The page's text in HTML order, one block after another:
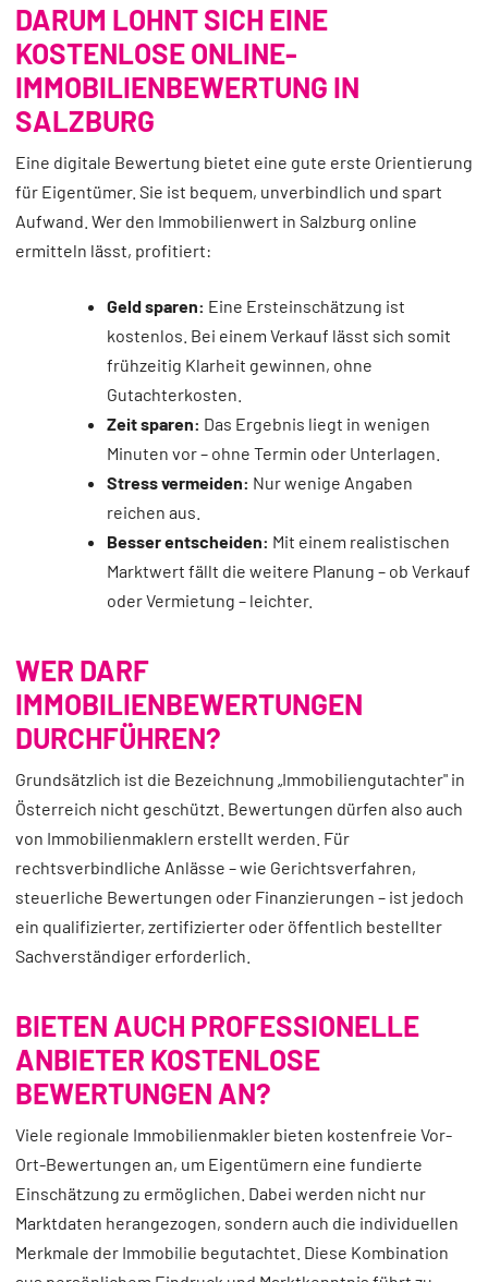
DARUM LOHNT SICH EINE
KOSTENLOSE ONLINE-
IMMOBILIENBEWERTUNG IN
SALZBURG
Eine digitale Bewertung bietet eine gute erste Orientierung
für Eigentümer. Sie ist bequem, unverbindlich und spart
Aufwand. Wer den Immobilienwert in Salzburg online
ermitteln lässt, profitiert:
Geld sparen: Eine Ersteinschätzung ist
kostenlos. Bei einem Verkauf lässt sich somit
frühzeitig Klarheit gewinnen, ohne
Gutachterkosten.
Zeit sparen: Das Ergebnis liegt in wenigen
Minuten vor – ohne Termin oder Unterlagen.
Stress vermeiden: Nur wenige Angaben
reichen aus.
Besser entscheiden: Mit einem realistischen
Marktwert fällt die weitere Planung – ob Verkauf
oder Vermietung – leichter.
WER DARF
IMMOBILIENBEWERTUNGEN
DURCHFÜHREN?
Grundsätzlich ist die Bezeichnung „Immobiliengutachter" in
Österreich nicht geschützt. Bewertungen dürfen also auch
von Immobilienmaklern erstellt werden. Für
rechtsverbindliche Anlässe – wie Gerichtsverfahren,
steuerliche Bewertungen oder Finanzierungen – ist jedoch
ein qualifizierter, zertifizierter oder öffentlich bestellter
Sachverständiger erforderlich.
BIETEN AUCH PROFESSIONELLE
ANBIETER KOSTENLOSE
BEWERTUNGEN AN?
Viele regionale Immobilienmakler bieten kostenfreie Vor-
Ort-Bewertungen an, um Eigentümern eine fundierte
Einschätzung zu ermöglichen. Dabei werden nicht nur
Marktdaten herangezogen, sondern auch die individuellen
Merkmale der Immobilie begutachtet. Diese Kombination